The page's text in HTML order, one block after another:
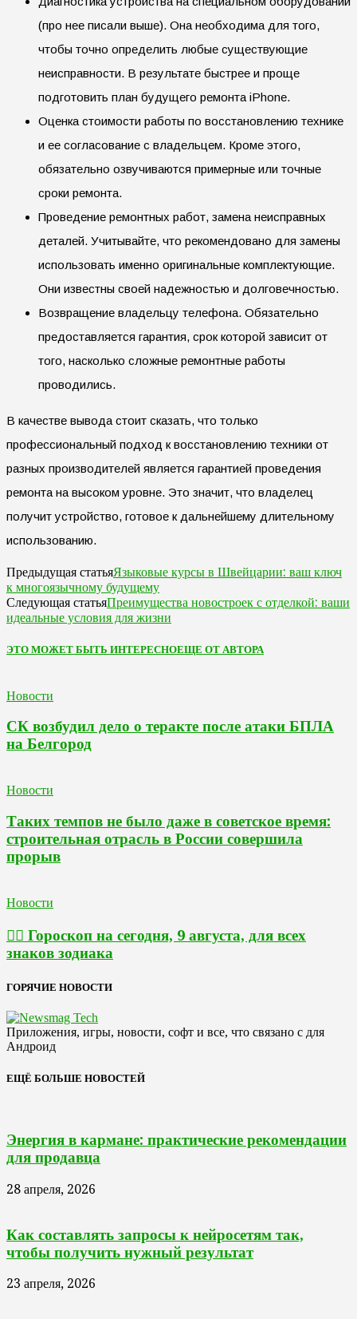
(про нее писали выше). Она необходима для того,
чтобы точно определить любые существующие
неисправности. В результате быстрее и проще
подготовить план будущего ремонта iPhone.
Оценка стоимости работы по восстановлению технике
и ее согласование с владельцем. Кроме этого,
обязательно озвучиваются примерные или точные
сроки ремонта.
Проведение ремонтных работ, замена неисправных
деталей. Учитывайте, что рекомендовано для замены
использовать именно оригинальные комплектующие.
Они известны своей надежностью и долговечностью.
Возвращение владельцу телефона. Обязательно
предоставляется гарантия, срок которой зависит от
того, насколько сложные ремонтные работы
проводились.
В качестве вывода стоит сказать, что только
профессиональный подход к восстановлению техники от
разных производителей является гарантией проведения
ремонта на высоком уровне. Это значит, что владелец
получит устройство, готовое к дальнейшему длительному
использованию.
Предыдущая статьяЯзыковые курсы в Швейцарии: ваш ключ
к многоязычному будущему
Следующая статьяПреимущества новостроек с отделкой: ваши
идеальные условия для жизни
ЭТО МОЖЕТ БЫТЬ ИНТЕРЕСНОЕЩЕ ОТ АВТОРА
Новости
СК возбудил дело о теракте после атаки БПЛА
на Белгород
Новости
Таких темпов не было даже в советское время:
строительная отрасль в России совершила
прорыв
Новости
🧙‍♀ Гороскоп на сегодня, 9 августа, для всех
знаков зодиака
ГОРЯЧИЕ НОВОСТИ
Приложения, игры, новости, софт и все, что связано с для
Андроид
ЕЩЁ БОЛЬШЕ НОВОСТЕЙ
Энергия в кармане: практические рекомендации
для продавца
28 апреля, 2026
Как составлять запросы к нейросетям так,
чтобы получить нужный результат
23 апреля, 2026